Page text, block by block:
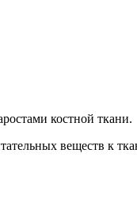
костной ткани.
веществ к